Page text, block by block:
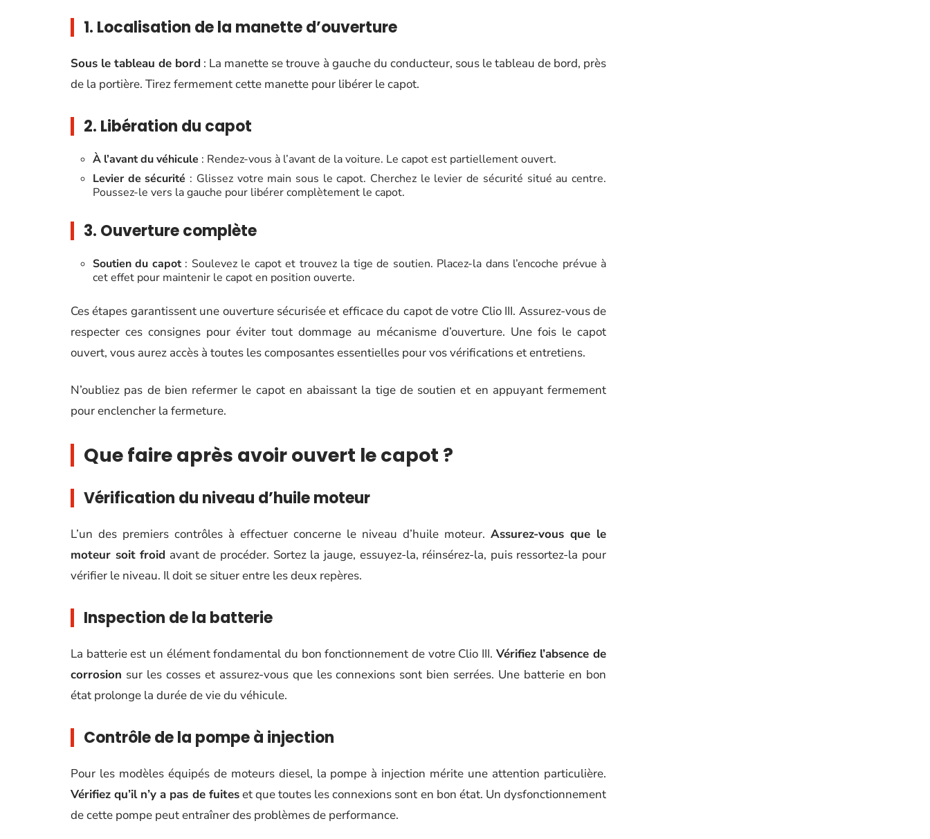
1. Localisation de la manette d’ouverture
Sous le tableau de bord : La manette se trouve à gauche du conducteur, sous le tableau de bord, près
de la portière. Tirez fermement cette manette pour libérer le capot.
2. Libération du capot
À l’avant du véhicule : Rendez-vous à l’avant de la voiture. Le capot est partiellement ouvert.
Levier de sécurité : Glissez votre main sous le capot. Cherchez le levier de sécurité situé au centre.
Poussez-le vers la gauche pour libérer complètement le capot.
3. Ouverture complète
Soutien du capot: Soulevez le capot et trouvez la tige de soutien. Placez-la dans l’encoche prévue à
cet effet pour maintenir le capot en position ouverte.
Ces étapes garantissent une ouverture sécurisée et efficace du capot de votre Clio III. Assurez-vous de
respecter ces consignes pour éviter tout dommage au mécanisme d’ouverture. Une fois le capot
ouvert, vous aurez accès à toutes les composantes essentielles pour vos vérifications et entretiens.
N’oubliez pas de bien refermer le capot en abaissant la tige de soutien et en appuyant fermement
pour enclencher la fermeture.
Que faire après avoir ouvert le capot ?
Vérification du niveau d’huile moteur
L’un des premiers contrôles à effectuer concerne le niveau d’huile moteur. Assurez-vous que le
moteur soit froid avant de procéder. Sortez la jauge, essuyez-la, réinsérez-la, puis ressortez-la pour
vérifier le niveau. Il doit se situer entre les deux repères.
Inspection de la batterie
La batterie est un élément fondamental du bon fonctionnement de votre Clio III. Vérifiez l’absence de
corrosion sur les cosses et assurez-vous que les connexions sont bien serrées. Une batterie en bon
état prolonge la durée de vie du véhicule.
Contrôle de la pompe à injection
Pour les modèles équipés de moteurs diesel, la pompe à injection mérite une attention particulière.
Vérifiez qu’il n’y a pas de fuiteset que toutes les connexions sont en bon état. Un dysfonctionnement
de cette pompe peut entraîner des problèmes de performance.